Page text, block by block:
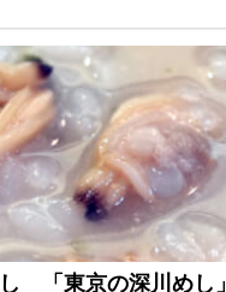
「東京の深川めし」